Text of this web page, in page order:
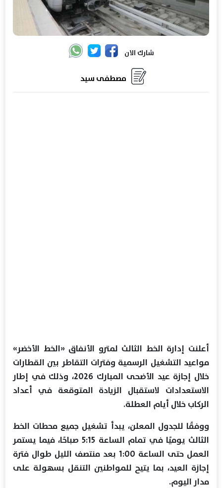
شارك الان
مصطفى سيد
أعلنت إدارة الخط الثالث لمترو الأنفاق «الخط الأخضر»
مواعيد التشغيل الرسمية وفترات التقاطر بين القطارات
خلال إجازة عيد الأضحى المبارك 2026، وذلك في إطار
الاستعدادات لاستقبال الزيادة المتوقعة في أعداد
الركاب خلال أيام العطلة.
ووفقًا للجدول المعلن، يبدأ تشغيل جميع محطات الخط
الثالث يوميًا في تمام الساعة 5:15 صباحًا، فيما يستمر
العمل حتى الساعة 1:00 بعد منتصف الليل طوال فترة
إجازة العيد، بما يتيح للمواطنين التنقل بسهولة على
مدار اليوم.